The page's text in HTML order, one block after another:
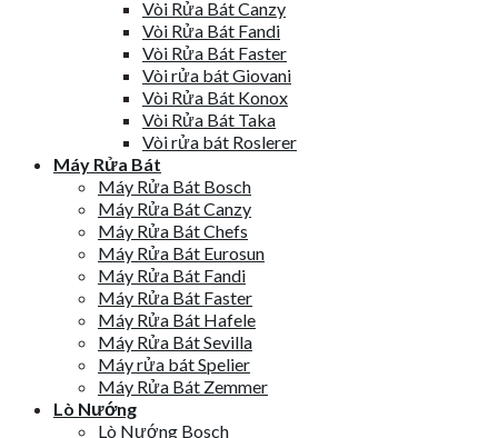
Vòi Rửa Bát Canzy
Vòi Rửa Bát Fandi
Vòi Rửa Bát Faster
Vòi rửa bát Giovani
Vòi Rửa Bát Konox
Vòi Rửa Bát Taka
Vòi rửa bát Roslerer
Máy Rửa Bát
Máy Rửa Bát Bosch
Máy Rửa Bát Canzy
Máy Rửa Bát Chefs
Máy Rửa Bát Eurosun
Máy Rửa Bát Fandi
Máy Rửa Bát Faster
Máy Rửa Bát Hafele
Máy Rửa Bát Sevilla
Máy rửa bát Spelier
Máy Rửa Bát Zemmer
Lò Nướng
Lò Nướng Bosch